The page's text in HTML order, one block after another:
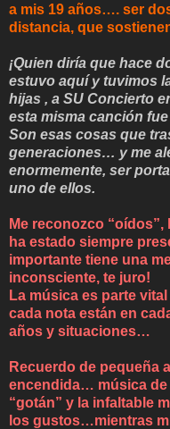
a mis 19 años…. ser
distancia, que
¡Quien diría que hace
estuvo aquí y tuvimos
hijas , a SU Concierto
esta misma canción
Son esas cosas que
generaciones… y me
enormemente, ser
uno de ellos.
Me reconozco
ha estado siempre
importante tiene una
inconsciente, te juro!
La música es parte
cada nota están en
años y situaciones…
Recuerdo de pequeña
encendida… música de
“gotán” y la infaltable
los gustos…mientras